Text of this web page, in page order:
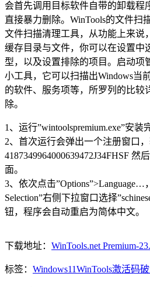
会首先调用目标软件自带的卸载程
直接暴力删除。WinTools的文件扫
文件扫描清理工具，从功能上来说
缓存目录与文件，你可以在设置中
型，以及设置排除的项目。启动项
小工具，它可以扫描出Windows当
的软件、服务项等，所罗列的比较
除。
1、运行”wintoolspremium.exe”安装
2、首次运行会弹出一个注册窗口，
4187349964000639472J34FHSF 然
面。
3、依次点击
Selection”右侧下拉窗口选择
钮，程序会自动重启为简体中文。
下载地址： WinTools.net Premium-
标签： Windows11WinTools激活码